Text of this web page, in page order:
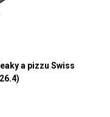
a pizzu Swiss